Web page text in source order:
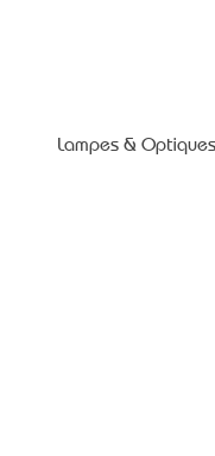
Lampes &